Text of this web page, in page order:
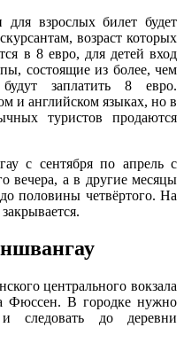
взрослых билет будет
возраст которых
в 8 евро, для детей вход
состоящие из более, чем
заплатить 8 евро.
и английском языках, но в
туристов продаются
с сентября по апрель с
вечера, а в другие месяцы
половины четвёртого. На
центрального вокзала
Фюссен. В городке нужно
следовать до деревни